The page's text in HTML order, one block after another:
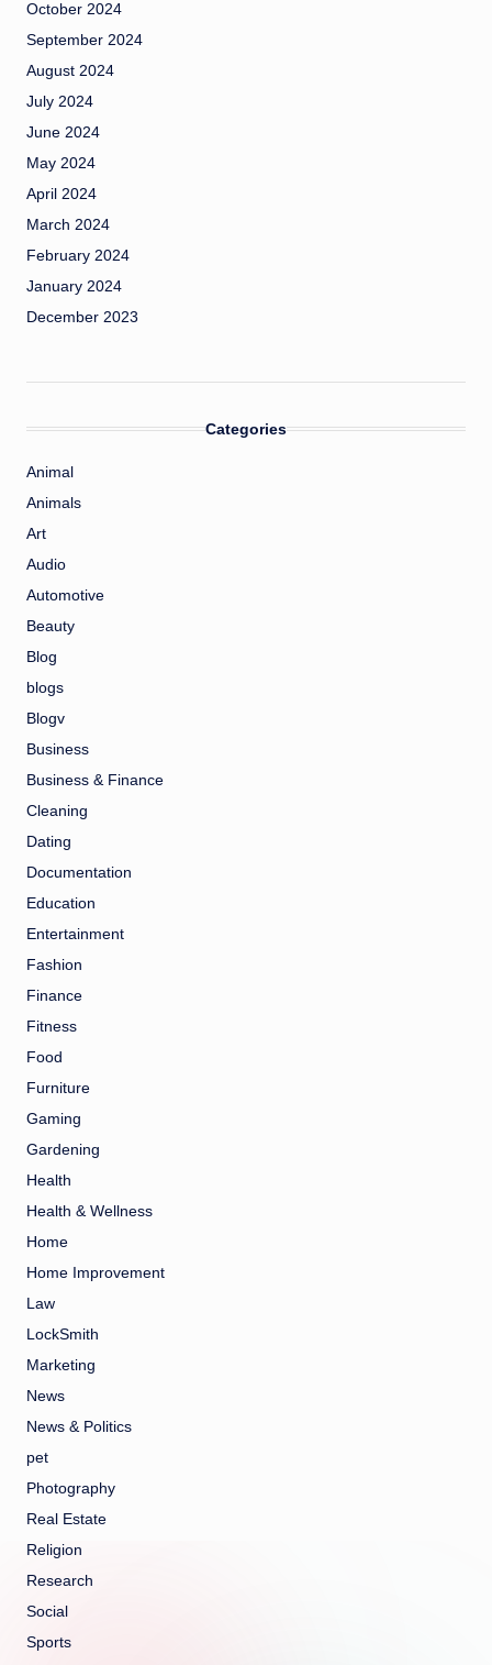
October 2024
September 2024
August 2024
July 2024
June 2024
May 2024
April 2024
March 2024
February 2024
January 2024
December 2023
Categories
Animal
Animals
Art
Audio
Automotive
Beauty
Blog
blogs
Blogv
Business
Business & Finance
Cleaning
Dating
Documentation
Education
Entertainment
Fashion
Finance
Fitness
Food
Furniture
Gaming
Gardening
Health
Health & Wellness
Home
Home Improvement
Law
LockSmith
Marketing
News
News & Politics
pet
Photography
Real Estate
Religion
Research
Social
Sports